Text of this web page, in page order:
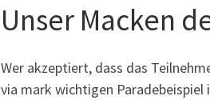
Unser Macken
Wer akzeptiert, dass das
via mark wichtigen Paradebeispiel